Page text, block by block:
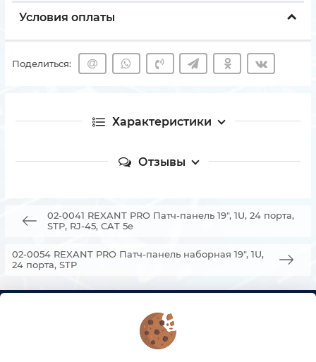
Условия оплаты
Поделиться:
Характеристики
Отзывы
02-0041 REXANT PRO Патч-панель 19", 1U, 24 порта,
STP, RJ-45, CAT 5e
02-0054 REXANT PRO Патч-панель наборная 19", 1U,
24 порта, STP